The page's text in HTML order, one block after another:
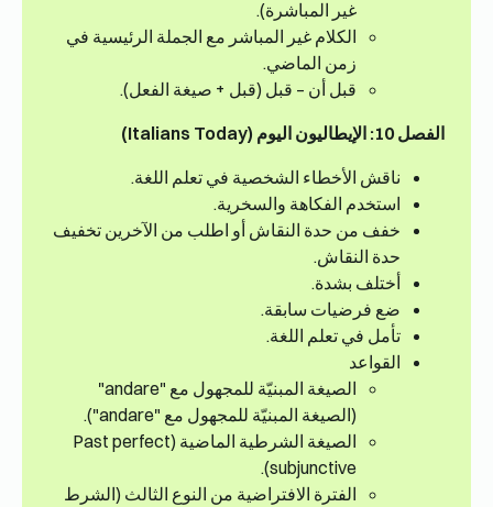
غير المباشرة).
الكلام غير المباشر مع الجملة الرئيسية في
زمن الماضي.
قبل أن – قبل (قبل + صيغة الفعل).
الفصل 10: الإيطاليون اليوم (Italians Today)
ناقش الأخطاء الشخصية في تعلم اللغة.
استخدم الفكاهة والسخرية.
خفف من حدة النقاش أو اطلب من الآخرين تخفيف
حدة النقاش.
أختلف بشدة.
ضع فرضيات سابقة.
تأمل في تعلم اللغة.
القواعد
الصيغة المبنيّة للمجهول مع "andare"
(الصيغة المبنيّة للمجهول مع "andare").
الصيغة الشرطية الماضية (Past perfect
subjunctive).
الفترة الافتراضية من النوع الثالث (الشرط